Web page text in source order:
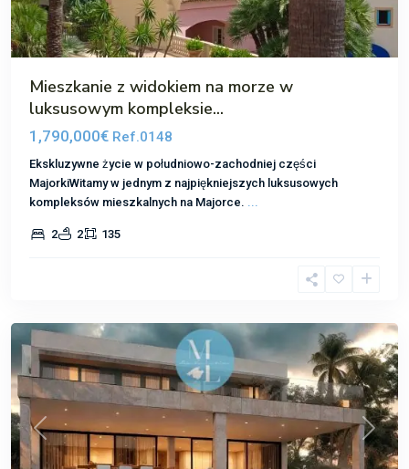
Mieszkanie z widokiem na morze w
luksusowym kompleksie...
1,790,000€ Ref.0148
Ekskluzywne życie w południowo-zachodniej części
MajorkiWitamy w jednym z najpiękniejszych luksusowych
kompleksów mieszkalnych na Majorce. ...
2 2 135
Poprzedni